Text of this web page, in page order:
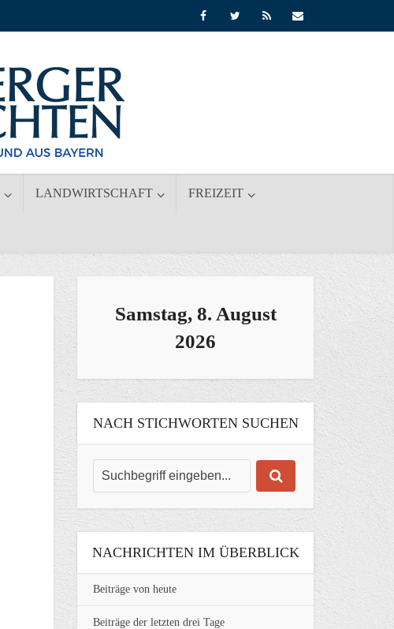
LANDWIRTSCHAFT FREIZEIT
Samstag, 8. August
2026
NACH STICHWORTEN SUCHEN
NACHRICHTEN IM ÜBERBLICK
Beiträge von heute
Beiträge der letzten drei Tage